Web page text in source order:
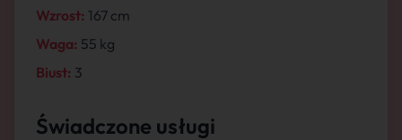
Wzrost: 167 cm
Waga: 55 kg
Biust: 3
Świadczone usługi